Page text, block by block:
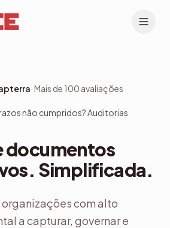
·Mais de 100 avaliações
não cumpridos? Auditorias
documentos
Simplificada.
com alto
a capturar, governar e